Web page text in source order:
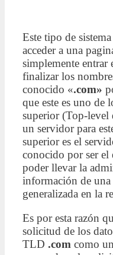
Este tipo de
acceder a una
simplemente
finalizar los
conocido «.com»
que este es uno de
superior (Top-level
un servidor para
superior es el
conocido por ser el
poder llevar la
información de
generalizada en la
Es por esta razón
solicitud de los
TLD .com como